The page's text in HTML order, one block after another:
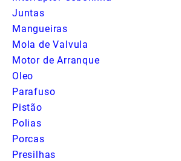
Juntas
Mangueiras
Mola de Valvula
Motor de Arranque
Oleo
Parafuso
Pistão
Polias
Porcas
Presilhas